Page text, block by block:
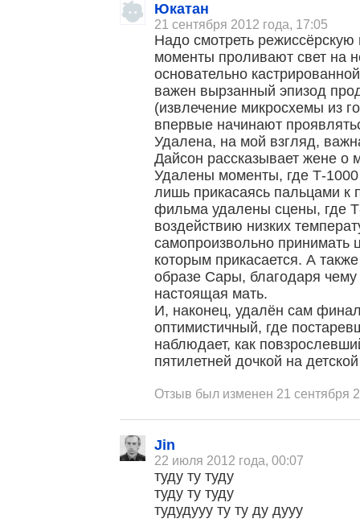
Юкатан
21 сентября 2012 года, 17:05
Надо смотреть
моменты проливают свет на
основательно
важен вырзанный эпизод
(извлечение микросхемы из
впервые начинают
Удалена, на мой взгляд,
Дайсон рассказывает жене о
Удалены моменты, где Т-
лишь прикасаясь пальцами
фильма удалены сцены, где
воздействию низких
самопроизвольно принимать
которым прикасается. А
образе Сары, благодаря чему
настоящая мать.
И, наконец, удалён сам
оптимистичный, где
наблюдает, как
пятилетней дочкой на
Отзыв был изменен 21 сентября
Jin
22 июля 2012 года, 00:07
туду ту туду
туду ту туду
тудудууу ту ту ду дууу